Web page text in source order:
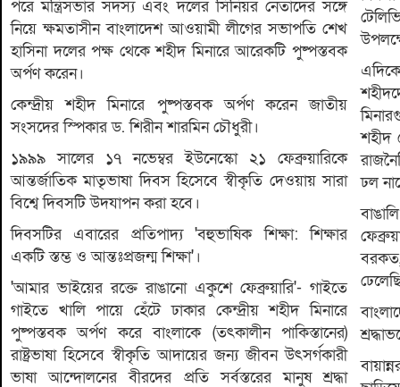
পরে মন্ত্রিসভার সদস্য এবং দলের সিনিয়র নেতাদের সঙ্গে
নিয়ে ক্ষমতাসীন বাংলাদেশ আওয়ামী লীগের সভাপতি শেখ
হাসিনা দলের পক্ষ থেকে শহীদ মিনারে আরেকটি পুষ্পস্তবক
অর্পণ করেন।
কেন্দ্রীয় শহীদ মিনারে পুষ্পস্তবক অর্পণ করেন জাতীয়
সংসদের স্পিকার ড. শিরীন শারমিন চৌধুরী।
১৯৯৯ সালের ১৭ নভেম্বর ইউনেস্কো ২১ ফেব্রুয়ারিকে
আন্তর্জাতিক মাতৃভাষা দিবস হিসেবে স্বীকৃতি দেওয়ায় সারা
বিশ্বে দিবসটি উদযাপন করা হবে।
দিবসটির এবারের প্রতিপাদ্য 'বহুভাষিক শিক্ষা: শিক্ষার
একটি স্তম্ভ ও আন্তঃপ্রজন্ম শিক্ষা'।
'আমার ভাইয়ের রক্তে রাঙানো একুশে ফেব্রুয়ারি'- গাইতে
গাইতে খালি পায়ে হেঁটে ঢাকার কেন্দ্রীয় শহীদ মিনারে
পুষ্পস্তবক অর্পণ করে বাংলাকে (তৎকালীন পাকিস্তানের)
রাষ্ট্রভাষা হিসেবে স্বীকৃতি আদায়ের জন্য জীবন উৎসর্গকারী
ভাষা আন্দোলনের বীরদের প্রতি সর্বস্তরের মানুষ শ্রদ্ধা
শহীদ
ঢল